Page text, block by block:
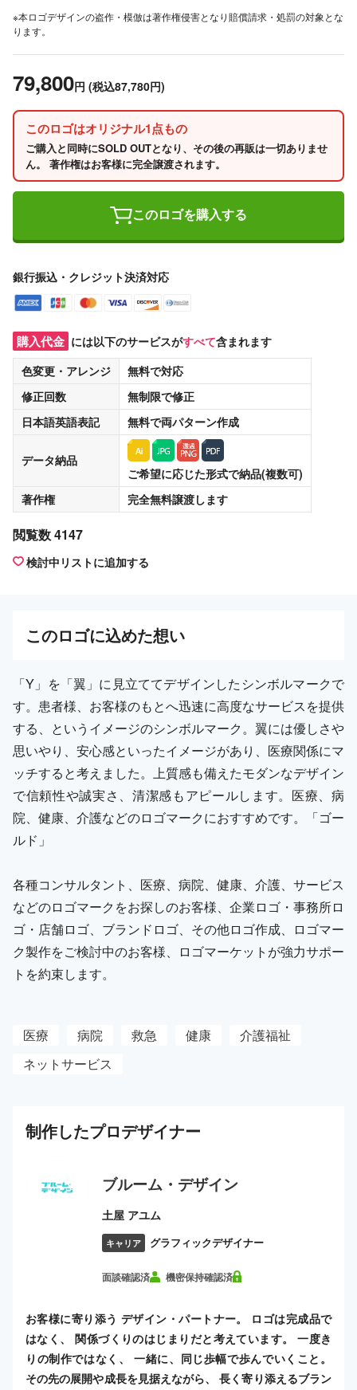
※本ロゴデザインの盗作・模倣は著作権侵害となり賠償請求・処罰の対象とな
ります。
79,800円 (税込87,780円)
このロゴはオリジナル1点もの
ご購入と同時にSOLD OUTとなり、その後の再販は一切ありませ
ん。 著作権はお客様に完全譲渡されます。
このロゴを購入する
銀行振込・クレジット決済対応
購入代金 には以下のサービスがすべて含まれます
色変更・アレンジ
無料で対応
修正回数
無制限で修正
日本語英語表記
無料で両パターン作成
データ納品
ご希望に応じた形式で納品(複数可)
著作権
完全無料譲渡します
閲覧数 4147
検討中リストに追加する
このロゴに込めた想い
「Y」を「翼」に見立ててデザインしたシンボルマークで
す。患者様、お客様のもとへ迅速に高度なサービスを提供
する、というイメージのシンボルマーク。翼には優しさや
思いやり、安心感といったイメージがあり、医療関係にマ
ッチすると考えました。上質感も備えたモダンなデザイン
で信頼性や誠実さ、清潔感もアピールします。医療、病
院、健康、介護などのロゴマークにおすすめです。「ゴー
ルド」
各種コンサルタント、医療、病院、健康、介護、サービス
などのロゴマークをお探しのお客様、企業ロゴ・事務所ロ
ゴ・店舗ロゴ、ブランドロゴ、その他ロゴ作成、ロゴマー
ク製作をご検討中のお客様、ロゴマーケットが強力サポー
トを約束します。
医療 病院 救急 健康
介護福祉
ネットサービス
制作したプロデザイナー
ブルーム・デザイン
土屋 アユム
キャリア グラフィックデザイナー
面談確認済 機密保持確認済
お客様に寄り添う デザイン・パートナー。 ロゴは完成品で
はなく、 関係づくりのはじまりだと考えています。 一度き
りの制作ではなく、 一緒に、同じ歩幅で歩んでいくこと。
その先の展開や成長を見据えながら、 長く寄り添えるブラン